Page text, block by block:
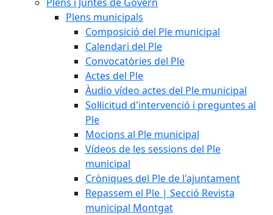
Plens municipals
Composició del Ple municipal
Calendari del Ple
Convocatòries del Ple
Actes del Ple
Àudio vídeo actes del Ple municipal
Sol·licitud d'intervenció i preguntes al
Ple
Mocions al Ple municipal
Vídeos de les sessions del Ple
municipal
Cròniques del Ple de l'ajuntament
Repassem el Ple | Secció Revista
municipal Montgat